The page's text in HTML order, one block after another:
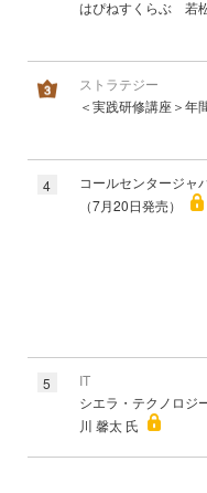
はぴねすくらぶ 若
ストラテジー
＜実践研修講座＞年
4
コールセンタージャ
（7月20日発売）
5
IT
シエラ・テクノロ
川 馨太 氏